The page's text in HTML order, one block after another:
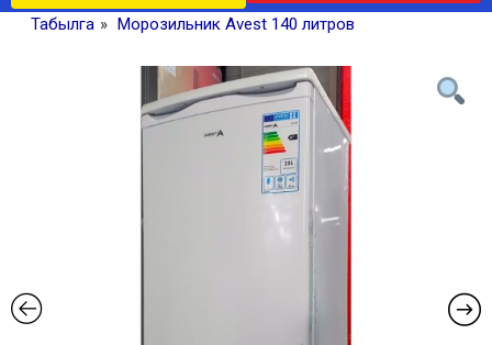
Табылга » Морозильник Avest 140 литров